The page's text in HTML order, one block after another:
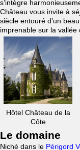
s’intègre
Château vous invite à
siècle entouré d’un
imprenable sur la vallée
Hôtel Château de la
Côte
Le domaine
Niché dans le Périgord